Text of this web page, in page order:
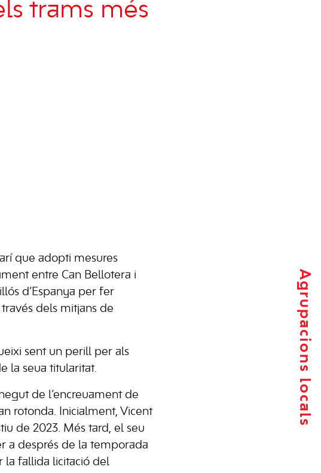
Agrupacions locals
trams més
que adopti mesures
entre Can Bellotera i
d’Espanya per fer
dels mitjans de
sent un perill per als
la seua titularitat.
de l’encreuament de
rotonda. Inicialment, Vicent
de 2023. Més tard, el seu
a després de la temporada
la fallida licitació del